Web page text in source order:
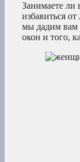
Занимаете ли
избавиться
мы дадим вам
окон и того,